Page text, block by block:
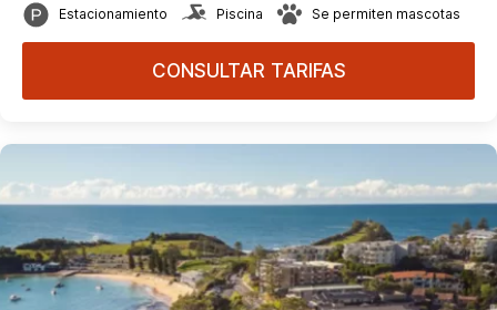
Estacionamiento Piscina Se permiten mascotas
CONSULTAR TARIFAS